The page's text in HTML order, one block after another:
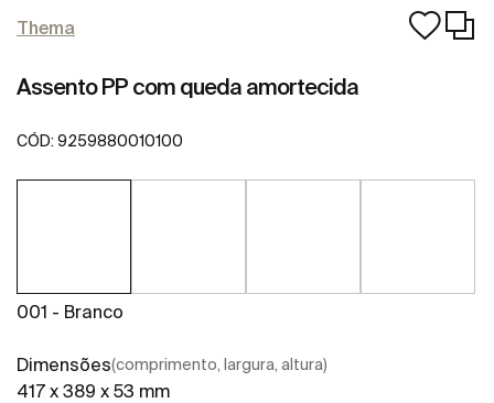
Thema
Assento PP com queda amortecida
CÓD: 9259880010100
001 - Branco
Dimensões(comprimento, largura, altura)
417 x 389 x 53 mm